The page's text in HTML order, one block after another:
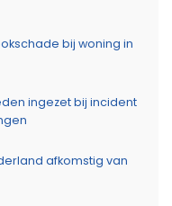
bij woning in
ingezet bij incident
afkomstig van